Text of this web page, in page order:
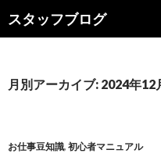
スタッフブログ
検索
月別アーカイブ: 2024年12
お仕事豆知識, 初心者マニュアル